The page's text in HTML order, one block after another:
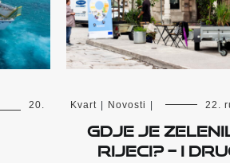
20.
Kvart | Novosti | 22.
Gdje je
Rijeci? – i